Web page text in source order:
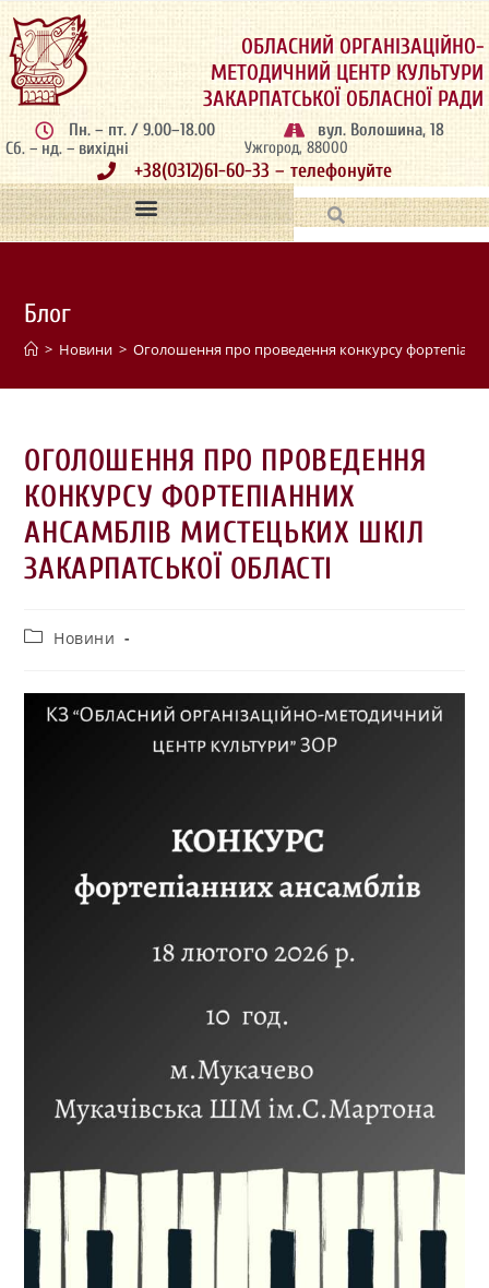
ОБЛАСНИЙ ОРГАНІЗАЦІЙНО-
МЕТОДИЧНИЙ ЦЕНТР КУЛЬТУРИ
ЗАКАРПАТСЬКОЇ ОБЛАСНОЇ РАДИ
Пн. – пт. / 9.00–18.00
Сб. – нд. – вихідні
вул. Волошина, 18
Ужгород, 88000
+38(0312)61-60-33 – телефонуйте
Блог
> Новини > Оголошення про проведення конкурсу
ОГОЛОШЕННЯ ПРО ПРОВЕДЕННЯ
КОНКУРСУ ФОРТЕПІАННИХ
АНСАМБЛІВ МИСТЕЦЬКИХ ШКІЛ
ЗАКАРПАТСЬКОЇ ОБЛАСТІ
Новини